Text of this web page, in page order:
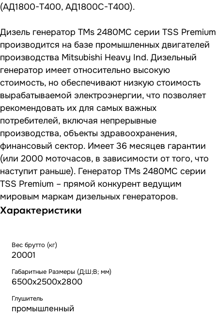
(АД1800-Т400, АД1800С-Т400).
Дизель генератор TMs 2480MC серии TSS Premium
производится на базе промышленных двигателей
производства Mitsubishi Heavy Ind. Дизельный
генератор имеет относительно высокую
стоимость, но обеспечивают низкую стоимость
вырабатываемой электроэнергии, что позволяет
рекомендовать их для самых важных
потребителей, включая непрерывные
производства, объекты здравоохранения,
финансовый сектор. Имеет 36 месяцев гарантии
(или 2000 моточасов, в зависимости от того, что
наступит раньше). Генератор TMs 2480MC серии
TSS Premium – прямой конкурент ведущим
мировым маркам дизельных генераторов.
Характеристики
Вес брутто (кг)
20001
Габаритные Размеры (Д;Ш;В; мм)
6500х2500х2800
Глушитель
промышленный